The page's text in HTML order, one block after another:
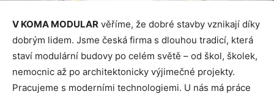
V KOMA MODULAR věříme, že dobré stavby vznikají díky
dobrým lidem. Jsme česká firma s dlouhou tradicí, která
staví modulární budovy po celém světě – od škol, školek,
nemocnic až po architektonicky výjimečné projekty.
Pracujeme s moderními technologiemi. U nás má práce